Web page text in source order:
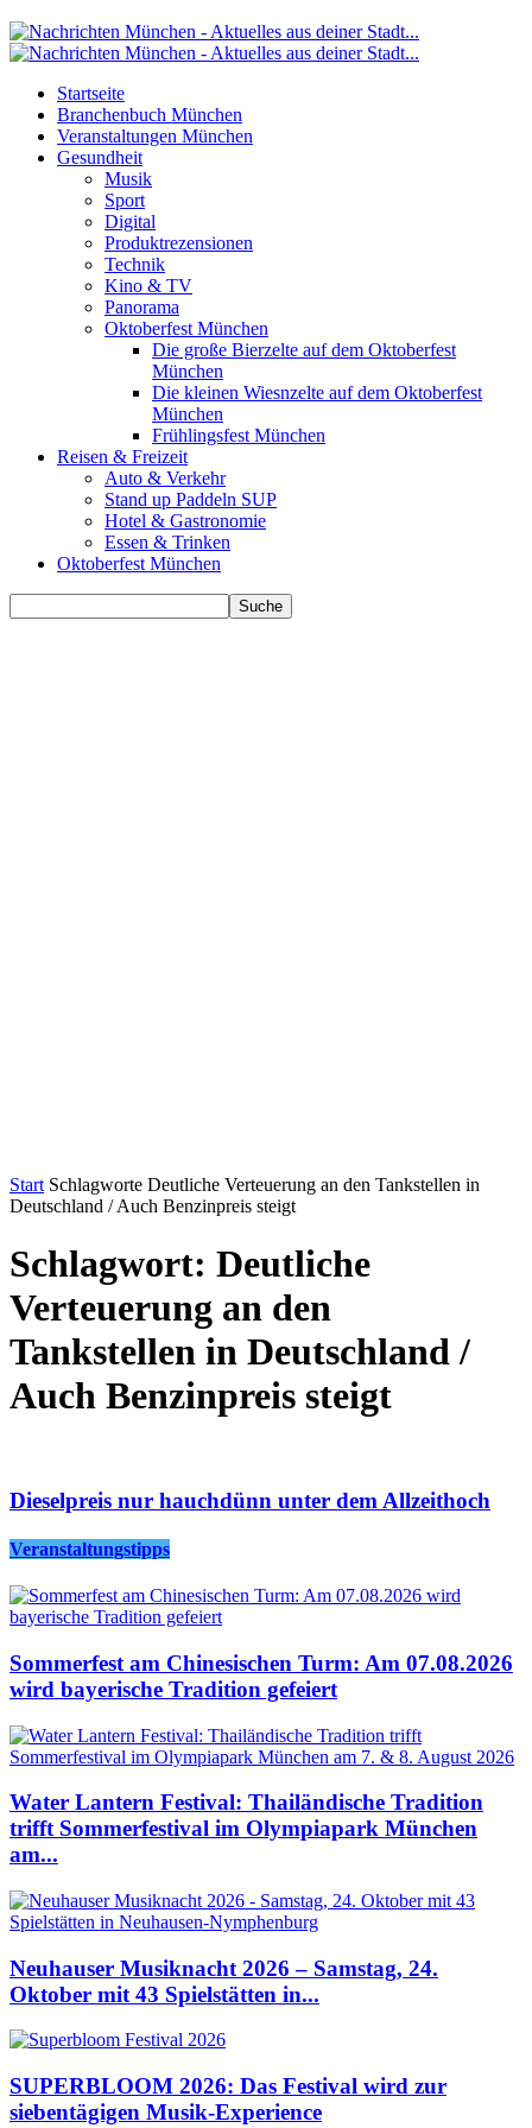
Startseite
Branchenbuch München
Veranstaltungen München
Gesundheit
Musik
Sport
Digital
Produktrezensionen
Technik
Kino & TV
Panorama
Oktoberfest München
Die große Bierzelte auf dem Oktoberfest
München
Die kleinen Wiesnzelte auf dem Oktoberfest
München
Frühlingsfest München
Reisen & Freizeit
Auto & Verkehr
Stand up Paddeln SUP
Hotel & Gastronomie
Essen & Trinken
Oktoberfest München
Start Schlagworte Deutliche Verteuerung an den Tankstellen in
Deutschland / Auch Benzinpreis steigt
Schlagwort: Deutliche
Verteuerung an den
Tankstellen in Deutschland /
Auch Benzinpreis steigt
Dieselpreis nur hauchdünn unter dem Allzeithoch
Veranstaltungstipps
Sommerfest am Chinesischen Turm: Am 07.08.2026
wird bayerische Tradition gefeiert
Water Lantern Festival: Thailändische Tradition
trifft Sommerfestival im Olympiapark München
am...
Neuhauser Musiknacht 2026 – Samstag, 24.
Oktober mit 43 Spielstätten in...
SUPERBLOOM 2026: Das Festival wird zur
siebentägigen Musik-Experience